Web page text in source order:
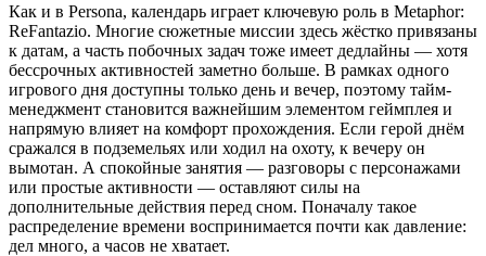
Как и в Persona, календарь играет ключевую роль в Metaphor:
ReFantazio. Многие сюжетные миссии здесь жёстко привязаны
к датам, а часть побочных задач тоже имеет дедлайны — хотя
бессрочных активностей заметно больше. В рамках одного
игрового дня доступны только день и вечер, поэтому тайм-
менеджмент становится важнейшим элементом геймплея и
напрямую влияет на комфорт прохождения. Если герой днём
сражался в подземельях или ходил на охоту, к вечеру он
вымотан. А спокойные занятия — разговоры с персонажами
или простые активности — оставляют силы на
дополнительные действия перед сном. Поначалу такое
распределение времени воспринимается почти как давление:
дел много, а часов не хватает.